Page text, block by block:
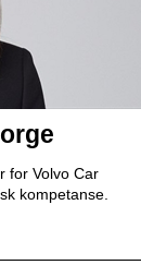
for Volvo Car
kompetanse.